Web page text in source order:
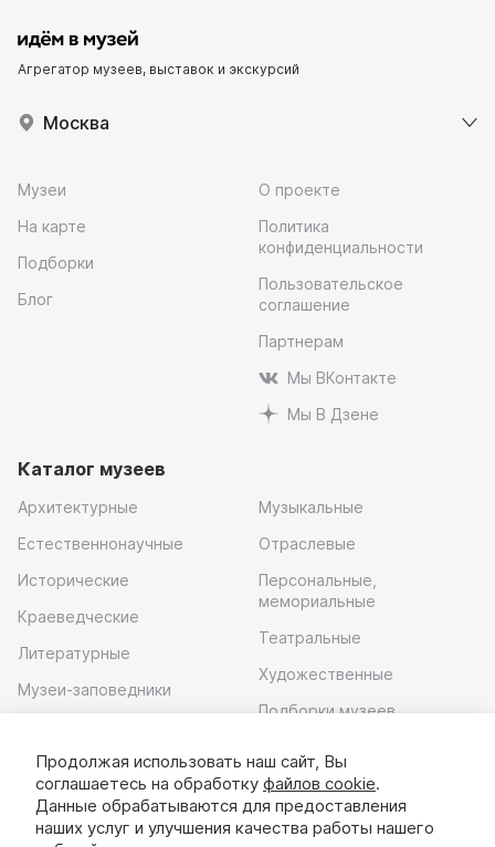
Агрегатор музеев, выставок и экскурсий
Москва
Музеи
На карте
Подборки
Блог
О проекте
Политика
конфиденциальности
Пользовательское
соглашение
Партнерам
Мы ВКонтакте
Мы В Дзене
Каталог музеев
Архитектурные
Естественнонаучные
Исторические
Краеведческие
Литературные
Музеи-заповедники
Музыкальные
Отраслевые
Персональные,
мемориальные
Театральные
Художественные
Подборки музеев
Скачать приложение
Продолжая использовать наш сайт, Вы
соглашаетесь на обработку файлов cookie.
Данные обрабатываются для предоставления
наших услуг и улучшения качества работы нашего